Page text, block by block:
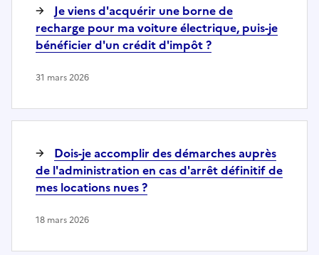
Je viens d'acquérir une borne de
recharge pour ma voiture électrique, puis-je
bénéficier d'un crédit d'impôt ?
31 mars 2026
Dois-je accomplir des démarches auprès
de l'administration en cas d'arrêt définitif de
mes locations nues ?
18 mars 2026